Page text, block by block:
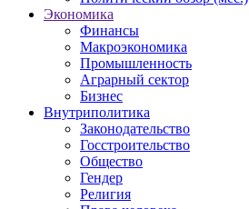
Экономика
Финансы
Макроэкономика
Промышленность
Аграрный сектор
Бизнес
Внутриполитика
Законодательство
Госстроительство
Общество
Гендер
Религия